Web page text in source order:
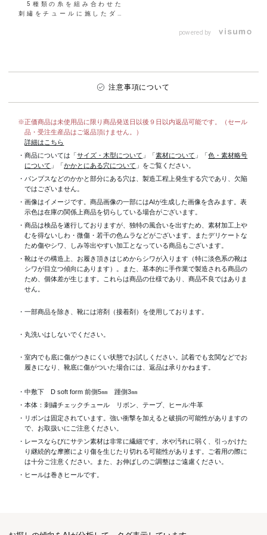
5種類の糸を組み合わせた
刺繡をチュールに施したダイ
powered by
注意事項について
※正価商品は未使用品に限り商品発送日以後９日以内返品可能です。（セール
品・受注生産品はご返品頂けません。）
詳細はこちら
・商品については「サイズ・木型について 」「素材について 」「色・素材略号
について 」「かかとにある穴について 」をご覧ください。
・パンプスなどのかかと部分にある穴は、製造工程上発生する穴であり、欠陥
ではございません。
・画像はイメージです。商品画像の一部にはAIが生成した画像を含みます。表
示色は在庫の関係上商品を切らしている場合がございます。
・商品は検品を遂行しておりますが、独特の風合いを出すため、素材加工上
むを得ないしわ・微傷・若干の色ムラなどがございます。またデリケートな
ため傷やシワ、しみ等出やすい加工となっている商品もございます。
・靴はその構造上、お履き頂きはじめからシワが入ります（特に淡色系の靴は
シワが目立つ傾向にあります）。また、基本的に手作業で製造される商品の
ため、個体差が生じます。これらは商品の仕様であり、商品不良ではありま
せん。
・一部商品を除き、靴には溶剤（接着剤）を使用しております。
・丸洗いはしないでください。
・室内でも底に傷がつきにくい状態でお試しください。試着でも玄関などでお
履きになり、靴底に傷がついた場合には、返品は承りかねます。
・中敷下 D soft form 前側5㎜ 踵側3㎜
・本体：刺繍チェックチュール リボン、テープ、ヒール:牛革
・リボンは固定されています。強い衝撃を加えると破損の可能性がありますの
で、お取扱いにご注意ください。
・レースならびにサテン素材は非常に繊細です。水や汚れに弱く、引っかけた
り継続的な摩擦により傷を生じたり切れる可能性があります。ご着用の際に
は十分ご注意ください。また、お伸ばしのご調整はご遠慮ください。
・ヒールは巻きヒールです。